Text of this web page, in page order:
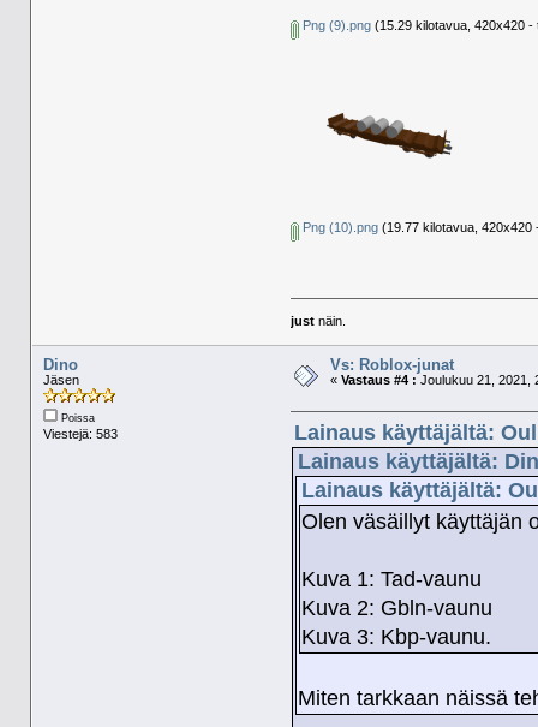
Png (9).png (15.29 kilotavua, 420x420
Png (10).png (19.77 kilotavua,
just näin.
Dino
Jäsen
Poissa
Viestejä: 583
Vs: Roblox-junat
« Vastaus #4 : Joulukuu 21, 2021,
Lainaus käyttäjältä:
Lainaus käyttäjältä:
Lainaus käyttäjältä:
Olen väsäillyt käyttäjän
Kuva 1: Tad-vaunu
Kuva 2: Gbln-vaunu
Kuva 3: Kbp-vaunu.
Miten tarkkaan näissä